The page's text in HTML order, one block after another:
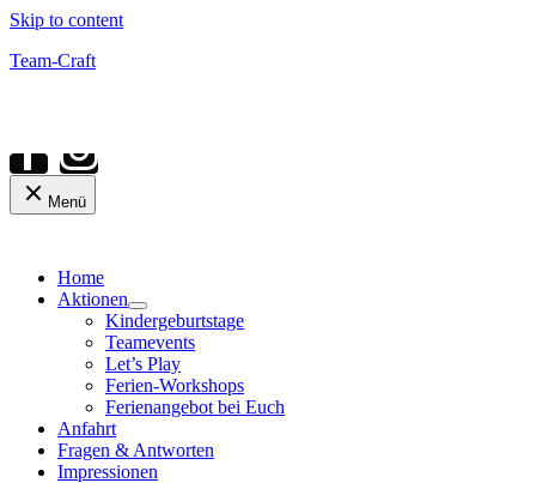
Skip to content
Team-Craft
Menü
Home
Aktionen
Kindergeburtstage
Teamevents
Let’s Play
Ferien-Workshops
Ferienangebot bei Euch
Anfahrt
Fragen & Antworten
Impressionen